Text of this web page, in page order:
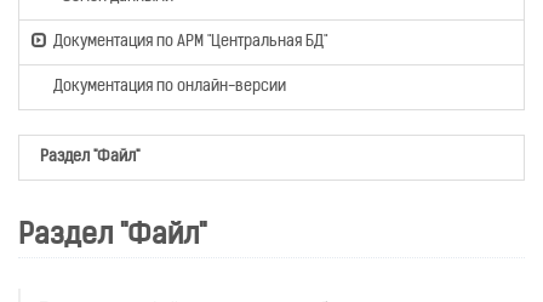
Документация по АРМ "Центральная БД"
Документация по онлайн-версии
Раздел "Файл"
Раздел "Файл"